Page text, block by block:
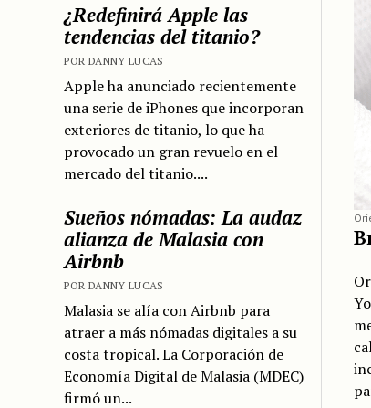
¿Redefinirá Apple las
tendencias del titanio?
POR DANNY LUCAS
Apple ha anunciado recientemente
una serie de iPhones que incorporan
exteriores de titanio, lo que ha
provocado un gran revuelo en el
mercado del titanio....
Sueños nómadas: La audaz
alianza de Malasia con
Airbnb
POR DANNY LUCAS
Malasia se alía con Airbnb para
atraer a más nómadas digitales a su
costa tropical. La Corporación de
Economía Digital de Malasia (MDEC)
firmó un...